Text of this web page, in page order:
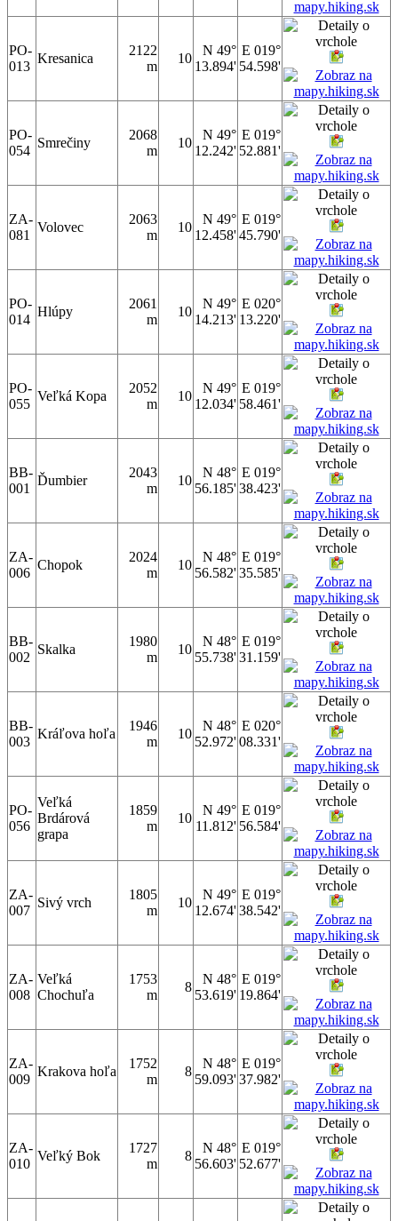
PO-
013
Kresanica
2122
m
10
N 49°
13.894'
E 019°
54.598'
PO-
054
Smrečiny
2068
m
10
N 49°
12.242'
E 019°
52.881'
ZA-
081
Volovec
2063
m
10
N 49°
12.458'
E 019°
45.790'
PO-
014
Hlúpy
2061
m
10
N 49°
14.213'
E 020°
13.220'
PO-
055
Veľká Kopa
2052
m
10
N 49°
12.034'
E 019°
58.461'
BB-
001
Ďumbier
2043
m
10
N 48°
56.185'
E 019°
38.423'
ZA-
006
Chopok
2024
m
10
N 48°
56.582'
E 019°
35.585'
BB-
002
Skalka
1980
m
10
N 48°
55.738'
E 019°
31.159'
BB-
003
Kráľova hoľa
1946
m
10
N 48°
52.972'
E 020°
08.331'
PO-
056
Veľká
Brdárová
grapa
1859
m
10
N 49°
11.812'
E 019°
56.584'
ZA-
007
Sivý vrch
1805
m
10
N 49°
12.674'
E 019°
38.542'
ZA-
008
Veľká
Chochuľa
1753
m
8
N 48°
53.619'
E 019°
19.864'
ZA-
009
Krakova hoľa
1752
m
8
N 48°
59.093'
E 019°
37.982'
ZA-
010
Veľký Bok
1727
m
8
N 48°
56.603'
E 019°
52.677'